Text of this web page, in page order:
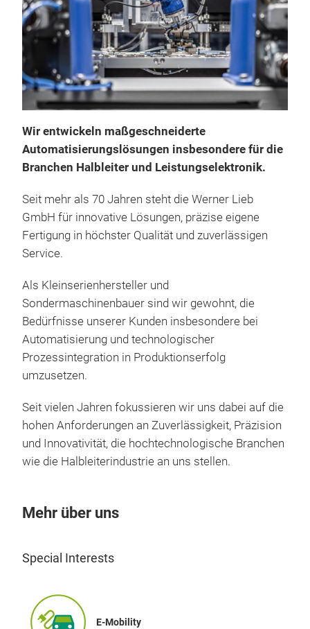
Wir entwickeln maßgeschneiderte
Automatisierungslösungen insbesondere für die
Branchen Halbleiter und Leistungselektronik.
Seit mehr als 70 Jahren steht die Werner Lieb
GmbH für innovative Lösungen, präzise eigene
Fertigung in höchster Qualität und zuverlässigen
Service.
Als Kleinserienhersteller und
Sondermaschinenbauer sind wir gewohnt, die
Bedürfnisse unserer Kunden insbesondere bei
Automatisierung und technologischer
Prozessintegration in Produktionserfolg
umzusetzen.
Seit vielen Jahren fokussieren wir uns dabei auf die
hohen Anforderungen an Zuverlässigkeit, Präzision
und Innovativität, die hochtechnologische Branchen
wie die Halbleiterindustrie an uns stellen.
Mehr über uns
Special Interests
E-Mobility